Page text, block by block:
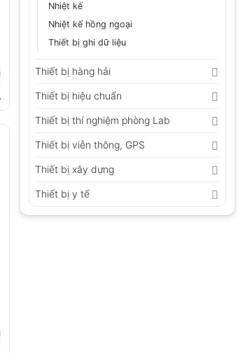
Nhiệt kế
Nhiệt kế hồng ngoại
Thiết bị ghi dữ liệu
Thiết bị hàng hải
Thiết bị hiệu chuẩn
Thiết bị thí nghiệm phòng Lab
Thiết bị viễn thông, GPS
Thiết bị xây dựng
Thiết bị y tế
8%